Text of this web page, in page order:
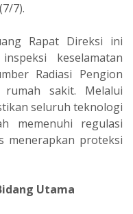
7).
Rapat Direksi ini
keselamatan
Radiasi Pengion
sakit. Melalui
seluruh teknologi
memenuhi regulasi
menerapkan proteksi
Utama